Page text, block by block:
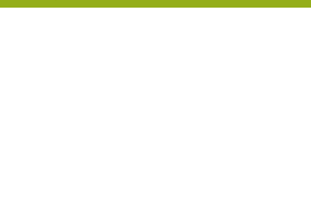
r